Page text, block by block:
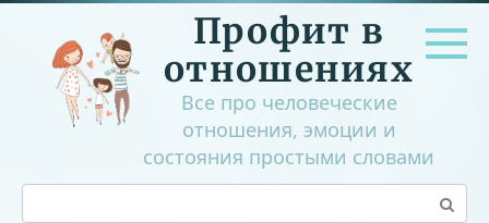
Перейти
контенту
Профит в
отношениях
Все про человеческие
отношения, эмоции и
состояния простыми словами
Поиск: